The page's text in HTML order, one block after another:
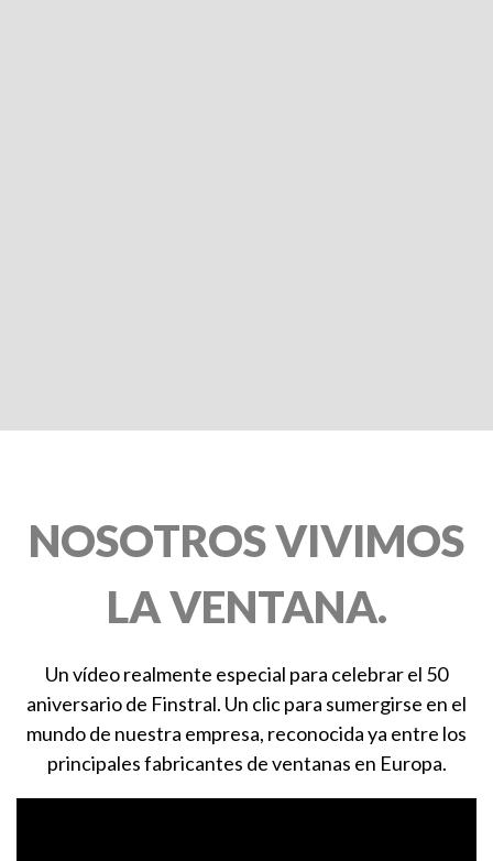
NOSOTROS VIVIMOS
LA VENTANA.
Un vídeo realmente especial para celebrar el 50
aniversario de Finstral. Un clic para sumergirse en el
mundo de nuestra empresa, reconocida ya entre los
principales fabricantes de ventanas en Europa.